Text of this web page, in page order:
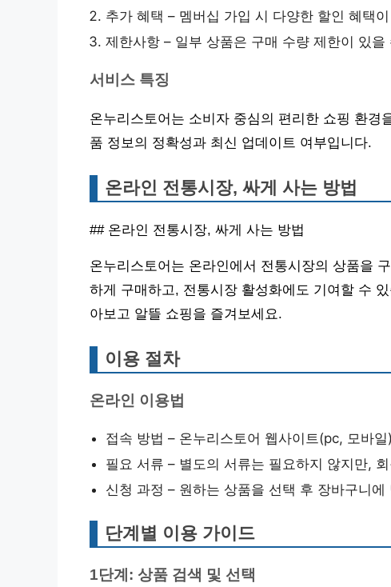
추가 혜택 – 멤버십 가입 시 다양한 할인 혜택
제한사항 – 일부 상품은 구매 수량 제한이 있을
서비스 특징
온누리스토어는 소비자 중심의 편리한 쇼핑 환
품 정보의 정확성과 최신 업데이트 여부입니다.
온라인 전통시장, 싸게 사는 방법
## 온라인 전통시장, 싸게 사는 방법
온누리스토어는 온라인에서 전통시장의 상품을
하게 구매하고, 전통시장 활성화에도 기여할 수
아보고 알뜰 쇼핑을 즐겨보세요.
이용 절차
온라인 이용법
접속 방법 – 온누리스토어 웹사이트(pc, 모바
필요 서류 – 별도의 서류는 필요하지 않지만,
신청 과정 – 원하는 상품을 선택 후 장바구니
단계별 이용 가이드
1단계: 상품 검색 및 선택